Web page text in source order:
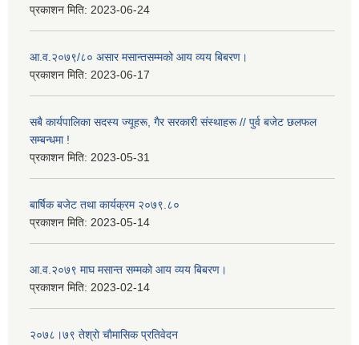
प्रकाशन मिति: 2023-06-24
आ.व.२०७९/८० असार मसान्तसम्मको आय व्यय बिबरण।
प्रकाशन मिति: 2023-06-17
सबै कार्यपालिका सदस्य ज्यूहरू, गैर सरकारी संस्थाहरू // पुर्व बजेट छलफल
सम्बन्धमा !
प्रकाशन मिति: 2023-05-31
बार्षिक बजेट तथा कार्यक्रम २०७९.८०
प्रकाशन मिति: 2023-05-14
आ.व.२०७९ माघ मसान्त सम्मको आय व्यय बिबरण।
प्रकाशन मिति: 2023-02-14
२०७८।७९ तेश्राे चाैमासिक प्रतिवेदन